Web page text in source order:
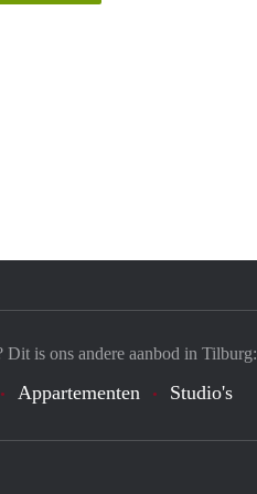
Dit is ons andere aanbod in Tilburg:
Appartementen Studio's